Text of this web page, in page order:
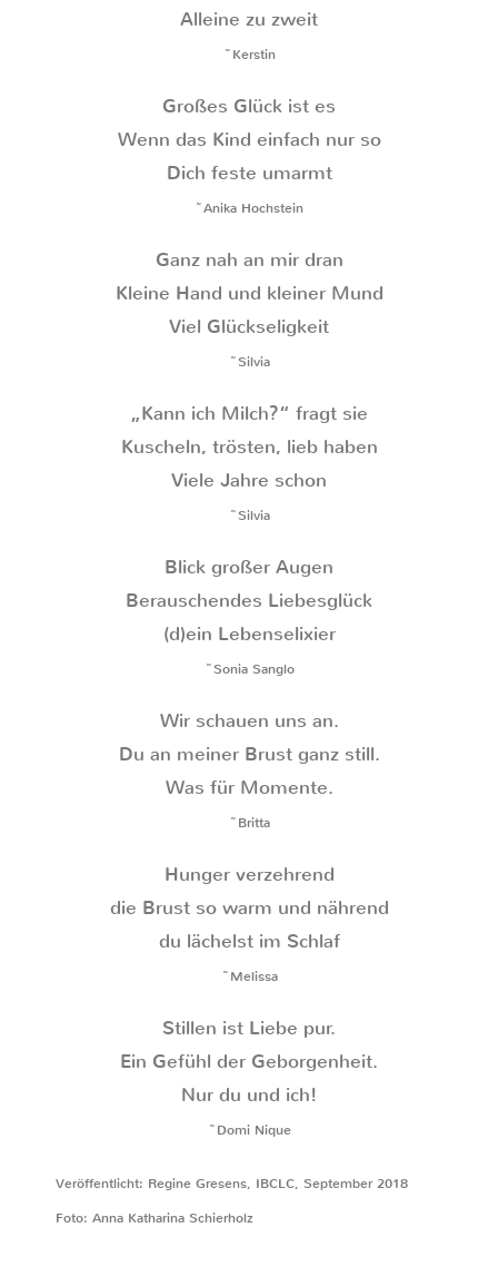
Alleine zu zweit
~Kerstin
Großes Glück ist es
Wenn das Kind einfach nur so
Dich feste umarmt
~Anika Hochstein
Ganz nah an mir dran
Kleine Hand und kleiner Mund
Viel Glückseligkeit
~Silvia
„Kann ich Milch?“ fragt sie
Kuscheln, trösten, lieb haben
Viele Jahre schon
~Silvia
Blick großer Augen
Berauschendes Liebesglück
(d)ein Lebenselixier
~Sonia Sanglo
Wir schauen uns an.
Du an meiner Brust ganz still.
Was für Momente.
~Britta
Hunger verzehrend
die Brust so warm und nährend
du lächelst im Schlaf
~Melissa
Stillen ist Liebe pur.
Ein Gefühl der Geborgenheit.
Nur du und ich!
~Domi Nique
Veröffentlicht: Regine Gresens, IBCLC, September 2018
Foto: Anna Katharina Schierholz